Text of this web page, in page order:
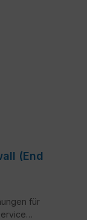
(End
für